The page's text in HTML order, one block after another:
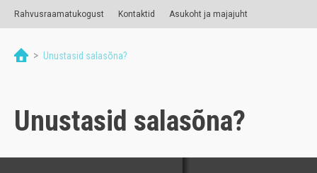
Rahvusraamatukogust Kontaktid Asukoht ja majajuht
> Unustasid salasõna?
Unustasid salasõna?